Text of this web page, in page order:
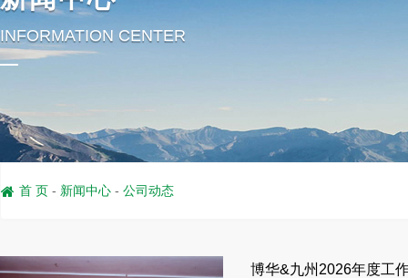
INFORMATION CENTER
 首 页 - 新闻中心 - 公司动态
博华&九州2026年度工